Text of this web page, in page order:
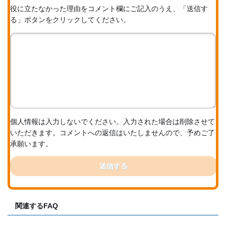
役に立たなかった理由をコメント欄にご記入のうえ、「送信す
る」ボタンをクリックしてください。
個人情報は入力しないでください。入力された場合は削除させて
いただきます。コメントへの返信はいたしませんので、予めご了
承願います。
送信する
関連するFAQ